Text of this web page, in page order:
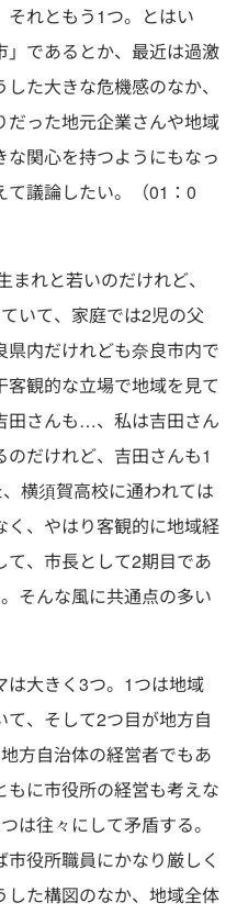
それともう1つ。とはい
」であるとか、最近は過激
た大きな危機感のなか、
だった地元企業さんや地域
関心を持つようにもなっ
て議論したい。（01：0
れと若いのだけれど、
いて、家庭では2児の父
内だけれども奈良市内で
観的な立場で地域を見て
田さんも…、私は吉田さん
だけれど、吉田さんも1
横須賀高校に通われては
く、やはり客観的に地域経
、市長として2期目であ
そんな風に共通点の多い
は大きく3つ。1つは地域
、そして2つ目が地方自
方自治体の経営者でもあ
もに市役所の経営も考えな
は往々にして矛盾する。
役所職員にかなり厳しく
した構図のなか、地域全体